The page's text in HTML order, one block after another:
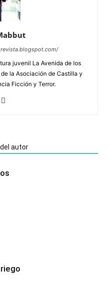
juvenil La Avenida de los
la Asociación de Castilla y
Ficción y Terror.
autor